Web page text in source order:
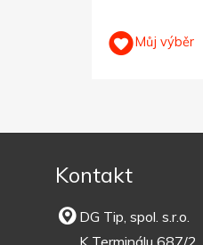
Můj výběr
Kontakt
DG Tip, spol. s.r.o.